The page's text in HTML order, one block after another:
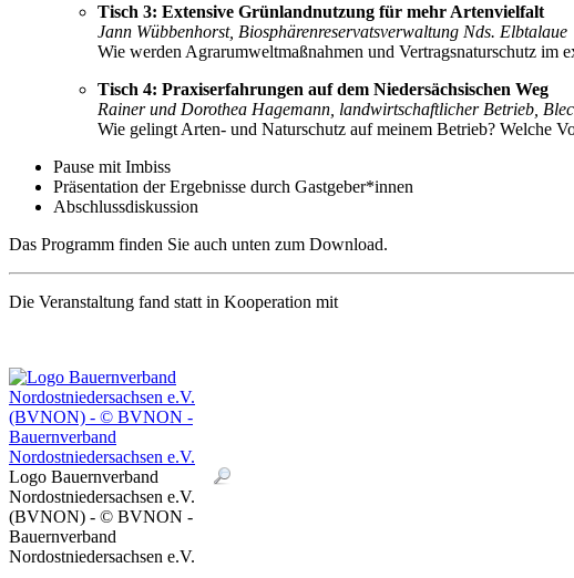
Tisch 3: Extensive Grünlandnutzung für mehr Artenvielfalt
Jann Wübbenhorst, Biosphärenreservatsverwaltung Nds. Elbtalaue
Wie werden Agrarumweltmaßnahmen und Vertragsnaturschutz im
Tisch 4: Praxiserfahrungen auf dem Niedersächsischen Weg
Rainer und Dorothea Hagemann, landwirtschaftlicher Betrieb,
Wie gelingt Arten- und Naturschutz auf meinem Betrieb? Welche
Pause mit Imbiss
Präsentation der Ergebnisse durch Gastgeber*innen
Abschlussdiskussion
Das Programm finden Sie auch unten zum Download.
Die Veranstaltung fand statt in Kooperation mit
Logo Bauernverband
Nordostniedersachsen e.V.
(BVNON) - © BVNON -
Bauernverband
Nordostniedersachsen e.V.